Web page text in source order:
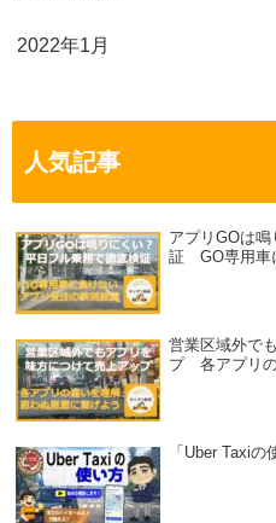
2022年1月
人気記事
アプリGOは
証 GO専用車
営業区域外で
プ 各アプリの
「Uber Taxi